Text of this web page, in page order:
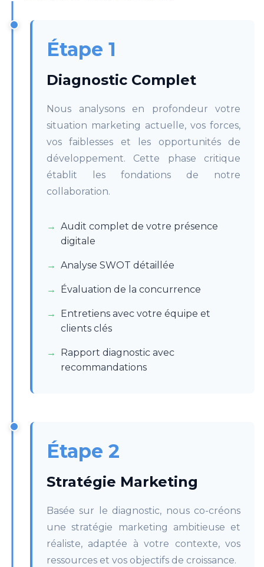
Étape 1
Diagnostic Complet
Nous analysons en profondeur votre
situation marketing actuelle, vos forces,
vos faiblesses et les opportunités de
développement. Cette phase critique
établit les fondations de notre
collaboration.
Audit complet de votre présence
digitale
Analyse SWOT détaillée
Évaluation de la concurrence
Entretiens avec votre équipe et
clients clés
Rapport diagnostic avec
recommandations
Étape 2
Stratégie Marketing
Basée sur le diagnostic, nous co-créons
une stratégie marketing ambitieuse et
réaliste, adaptée à votre contexte, vos
ressources et vos objectifs de croissance.